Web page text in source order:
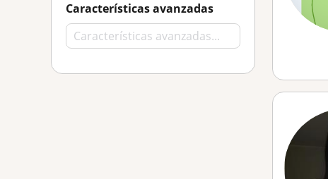
Características avanzadas